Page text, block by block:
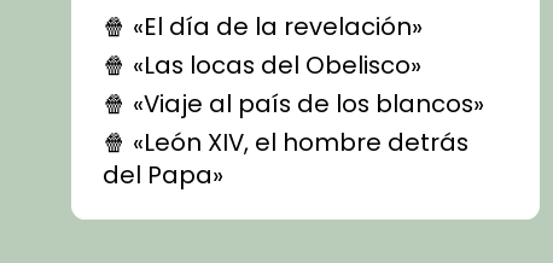
🍿 «El día de la revelación»
🍿 «Las locas del Obelisco»
🍿 «Viaje al país de los blancos»
🍿 «León XIV, el hombre detrás
del Papa»
🍿 «Las ovejas detectives»